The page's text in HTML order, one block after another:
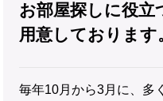
お部屋探しに役立
用意しております
毎年10月から3月に、多